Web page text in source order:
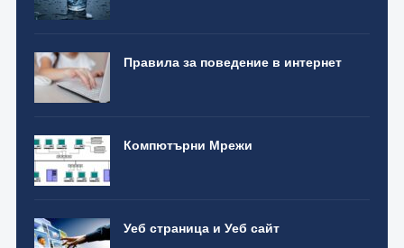
Правила за поведение в интернет
Компютърни Мрежи
Уеб страница и Уеб сайт